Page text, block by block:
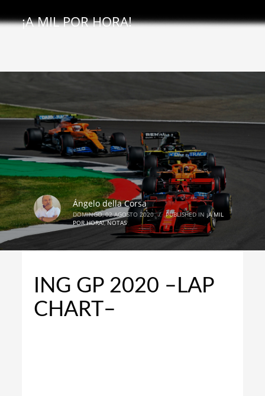
¡A MIL POR HORA!
Ángelo della Corsa
DOMINGO, 02 AGOSTO 2020 / PUBLISHED IN¡A MIL
POR HORA!,NOTAS
ING GP 2020 –LAP
CHART–